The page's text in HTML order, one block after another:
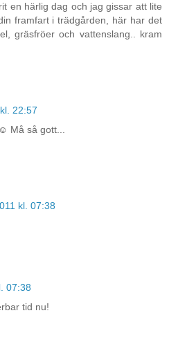
en härlig dag och jag gissar att lite
framfart i trädgården, här har det
gräsfröer och vattenslang.. kram
22:57
Må så gott...
kl. 07:38
07:38
tid nu!